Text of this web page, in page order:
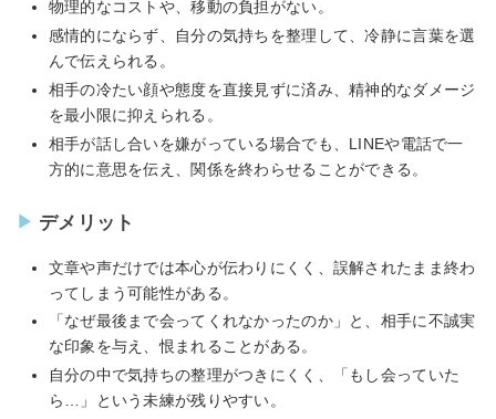
物理的なコストや、移動の負担がない。
感情的にならず、自分の気持ちを整理して、冷静に言葉を選
んで伝えられる。
相手の冷たい顔や態度を直接見ずに済み、精神的なダメージ
を最小限に抑えられる。
相手が話し合いを嫌がっている場合でも、LINEや電話で一
方的に意思を伝え、関係を終わらせることができる。
デメリット
文章や声だけでは本心が伝わりにくく、誤解されたまま終わ
ってしまう可能性がある。
「なぜ最後まで会ってくれなかったのか」と、相手に不誠実
な印象を与え、恨まれることがある。
自分の中で気持ちの整理がつきにくく、「もし会っていた
ら…」という未練が残りやすい。